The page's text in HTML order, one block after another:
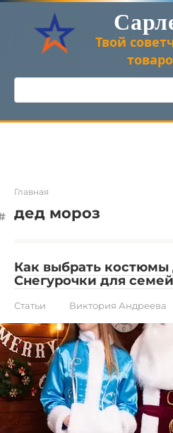
Перейти
контенту
Твой
Поиск:
Главная
дед мороз
Как выбрать
Снегурочки для
Статьи Виктория Андреева